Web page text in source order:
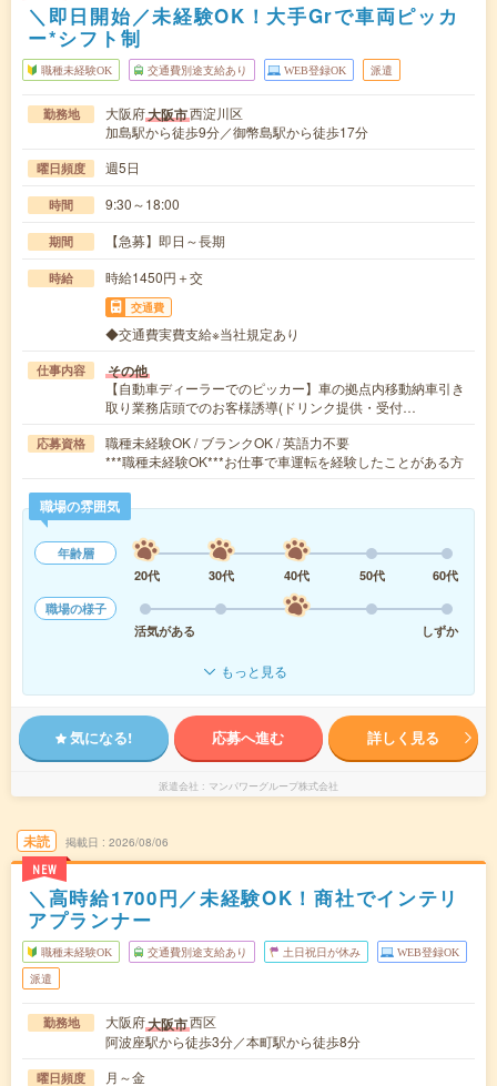
＼即日開始／未経験OK！大手Grで車両ピッカ
ー*シフト制
職種未経験OK 交通費別途支給あり WEB登録OK 派遣
勤務地 大阪府大阪市西淀川区
加島駅から徒歩9分／御幣島駅から徒歩17分
曜日頻度 週5日
時間 9:30～18:00
期間 【急募】即日～長期
時給 時給1450円＋交
交通費
◆交通費実費支給※当社規定あり
仕事内容 その他
【自動車ディーラーでのピッカー】車の拠点内移動納車引き
取り業務店頭でのお客様誘導(ドリンク提供・受付…
応募資格
職種未経験OK / ブランクOK / 英語力不要
***職種未経験OK***お仕事で車運転を経験したことがある方
職場の雰囲気
年齢層
20代
30代 40代 50代
60代
職場の様子
活気がある
しずか
もっと見る
気になる! 応募へ進む 詳しく見る
派遣会社 マンパワーグループ株式会社
未読
NEW
掲載日 2026/08/06
＼高時給1700円／未経験OK！商社でインテリ
アプランナー
職種未経験OK 交通費別途支給あり 土日祝日が休み WEB登録OK
派遣
勤務地 大阪府大阪市西区
阿波座駅から徒歩3分／本町駅から徒歩8分
曜日頻度 月～金